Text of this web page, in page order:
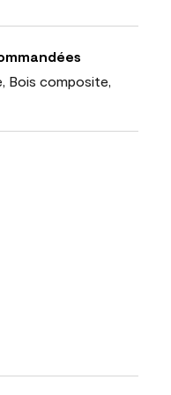
Bois composite,